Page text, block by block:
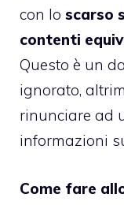
con lo scarso
contenti
Questo è un
ignorato,
rinunciare ad
informazioni
Come fare